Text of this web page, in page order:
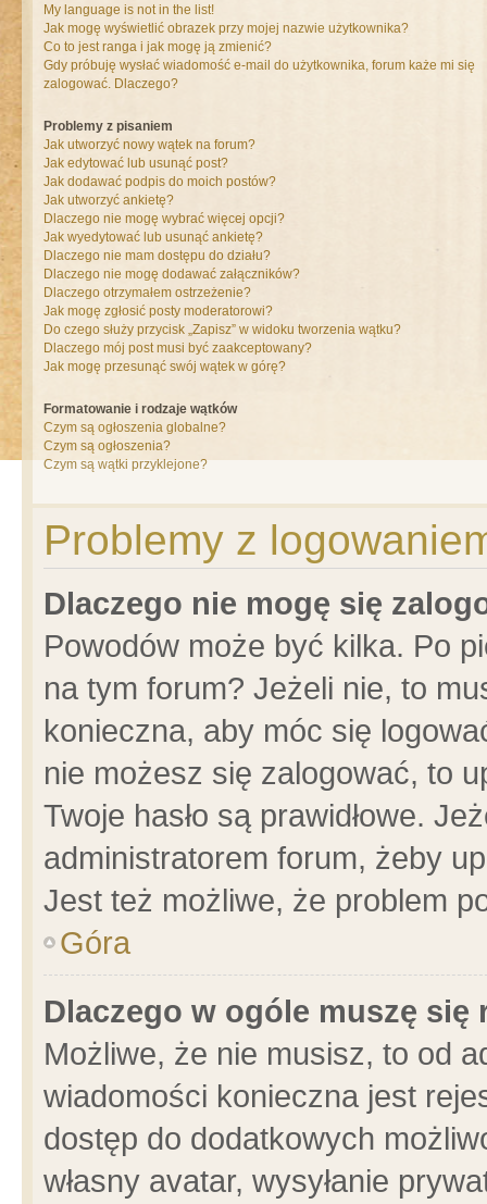
My language is not in the list!
Jak mogę wyświetlić obrazek przy mojej nazwie użytkownika?
Co to jest ranga i jak mogę ją zmienić?
Gdy próbuję wysłać wiadomość e-mail do użytkownika, forum każe mi się
zalogować. Dlaczego?
Problemy z pisaniem
Jak utworzyć nowy wątek na forum?
Jak edytować lub usunąć post?
Jak dodawać podpis do moich postów?
Jak utworzyć ankietę?
Dlaczego nie mogę wybrać więcej opcji?
Jak wyedytować lub usunąć ankietę?
Dlaczego nie mam dostępu do działu?
Dlaczego nie mogę dodawać załączników?
Dlaczego otrzymałem ostrzeżenie?
Jak mogę zgłosić posty moderatorowi?
Do czego służy przycisk „Zapisz” w widoku tworzenia wątku?
Dlaczego mój post musi być zaakceptowany?
Jak mogę przesunąć swój wątek w górę?
Formatowanie i rodzaje wątków
Czym są ogłoszenia globalne?
Czym są ogłoszenia?
Czym są wątki przyklejone?
Problemy z
Dlaczego nie mogę się
Powodów może być kilka. Po
na tym forum? Jeżeli nie, to
konieczna, aby móc się
nie możesz się zalogować, to
Twoje hasło są prawidłowe.
administratorem forum, żeby
Jest też możliwe, że problem
Góra
Dlaczego w ogóle muszę się
Możliwe, że nie musisz, to od
wiadomości konieczna jest
dostęp do dodatkowych
własny avatar, wysyłanie